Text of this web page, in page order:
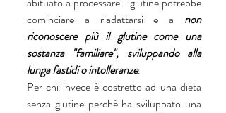
cominciare a riadattarsi e a non
riconoscere più il glutine come una
sostanza "familiare", sviluppando alla
lunga fastidi o intolleranze.
Per chi invece è costretto ad una dieta
senza glutine perché ha sviluppato una